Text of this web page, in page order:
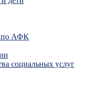
по АФК
социальных услуг